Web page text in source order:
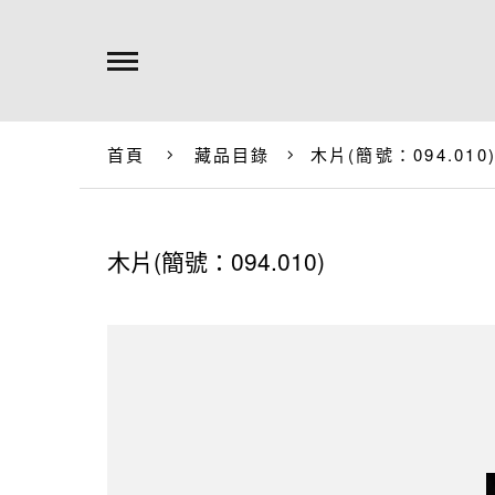
首頁 藏品目錄 木片(簡號：094.010)
木片(簡號：094.010)